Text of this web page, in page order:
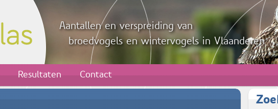
Aantallen en verspreiding van
broedvogels en wintervogels in Vlaanderen
Resultaten Contact